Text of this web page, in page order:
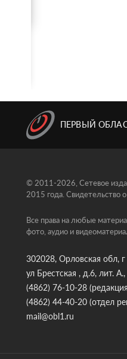
ПЕРВЫЙ
© 2011-2026, Сетевое
2015 года. Свидетельство
Все права на любые
фото, аудио и
302028, Орловская обл,
ул Брестская , д.6, лит.
(4862) 76-10-28
(4862) 44-40-20 (отдел
mail@obl1.ru